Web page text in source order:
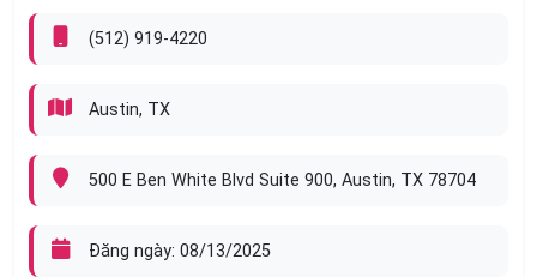
Phone
tinh thần làm việc vui vẻ!
(512) 919-4220
Austin, TX
500 E Ben White Blvd Suite 900, Austin, TX 78704
Đăng ngày: 08/13/2025